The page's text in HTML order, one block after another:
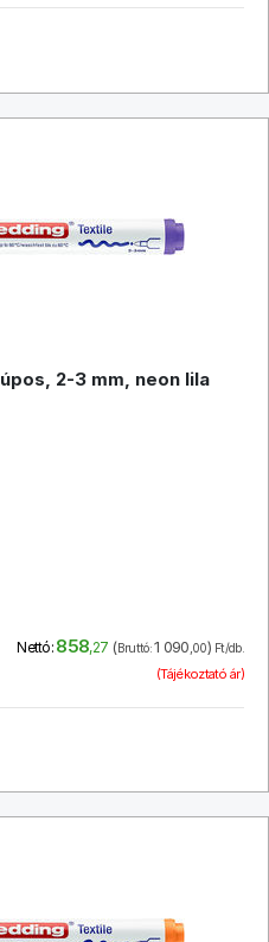
2-3 mm, neon lila
Nettó: 858,27 (Bruttó:1 090,00) Ft/db.
(Tájékoztató ár)